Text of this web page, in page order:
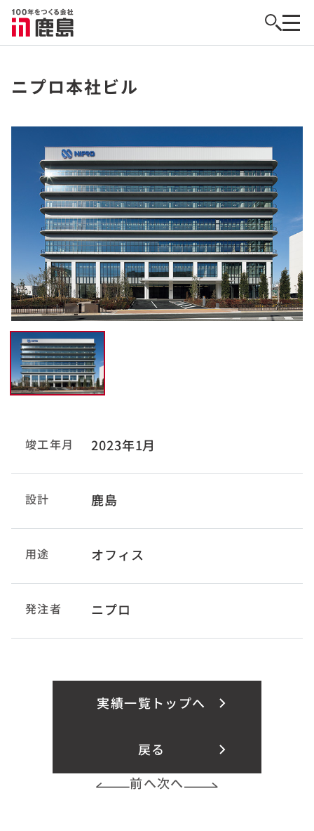
ニプロ本社ビル
竣工年月 2023年1月
設計 鹿島
用途 オフィス
発注者 ニプロ
実績一覧トップへ
戻る
前へ次へ